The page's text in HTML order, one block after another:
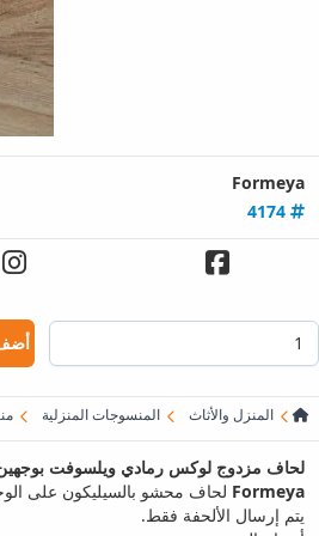
Formeya
المنزل والأثاث المنسوجات المنزلية
لحاف مزدوج لوكس رمادي ويلسوفت بوجهين 195 ×
Formeya لحاف محشو بالسيليكون على
يتم إرسال الألحفة فقط.